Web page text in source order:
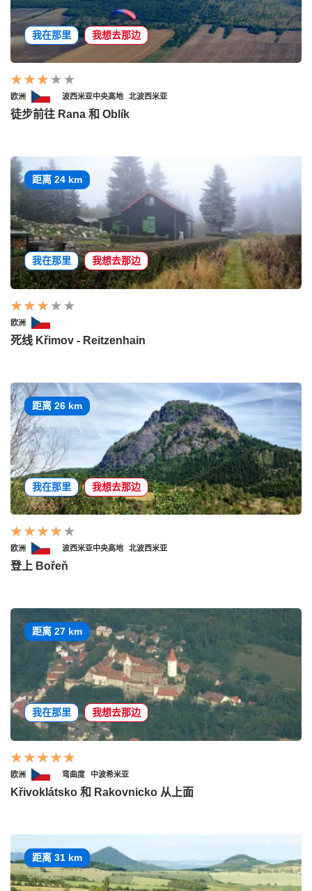
我在那里 我想去那边
欧洲 波西米亚中央高地 北波西米亚
徒步前往 Rana 和 Oblík
距离 24 km
我在那里 我想去那边
欧洲
死线 Křimov - Reitzenhain
距离 26 km
我在那里 我想去那边
欧洲 波西米亚中央高地 北波西米亚
登上 Bořeň
距离 27 km
我在那里 我想去那边
欧洲 弯曲度 中波希米亚
Křivoklátsko 和 Rakovnicko 从上面
距离 31 km